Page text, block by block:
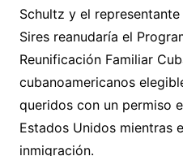
Schultz y el
Sires reanudaría el
Reunificación Familiar
cubanoamericanos
queridos con un permiso
Estados Unidos mientras
inmigración.